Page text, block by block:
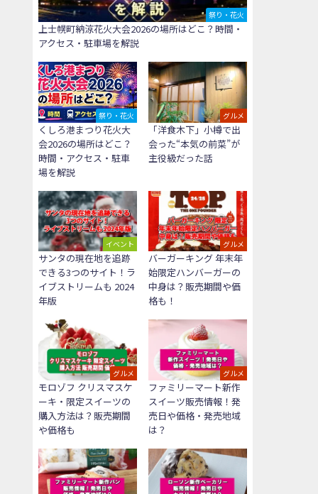
祭り・花火
上士幌町納涼花火大会2026の場所はどこ？時間・
アクセス・駐車場を解説
祭り・花火
くしろ港まつり花火大
会2026の場所はどこ？
時間・アクセス・駐車
場を解説
グルメ
「洋食木下」小樽で出
会った“本気の前菜”が
主役級だった話
イベント
サンタの現在地を追跡
できる3つのサイト！ラ
イブストリームも 2024
年版
グルメ
バーガーキング 年末年
始限定ハンバーガーの
中身は？販売期間や価
格も！
グルメ
モロゾフ クリスマスケ
ーキ・限定スイーツの
購入方法は？販売期間
や価格も
グルメ
ファミリーマート新作
スイーツ販売情報！発
売日や価格・発売地域
は？